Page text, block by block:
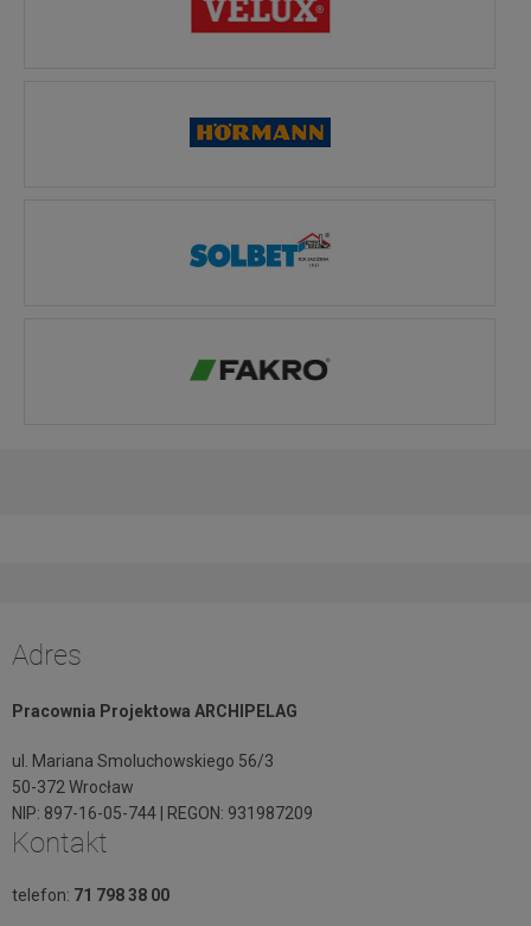
Adres
Pracownia Projektowa ARCHIPELAG
ul. Mariana Smoluchowskiego 56/3
50-372 Wrocław
NIP: 897-16-05-744 | REGON: 931987209
Kontakt
telefon: 71 798 38 00